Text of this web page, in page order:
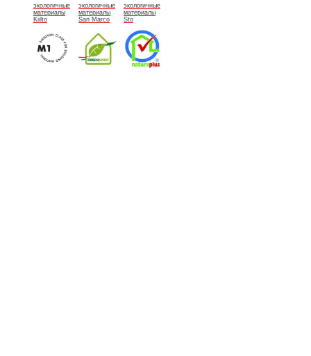
экологичные
материалы
Kiilto
экологичные
материалы
San Marco
экологичные
материалы
Sto